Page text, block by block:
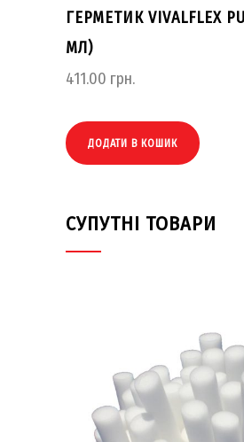
ГЕРМЕТИК VIVALFLEX
МЛ)
411.00 грн.
ДОДАТИ В КОШИК
СУПУТНІ ТОВАРИ